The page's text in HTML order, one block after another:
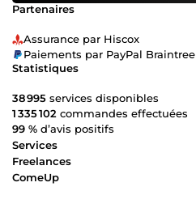
Partenaires
Assurance par Hiscox
Paiements par PayPal Braintree
Statistiques
38 995 services disponibles
1 335 102 commandes effectuées
99 % d’avis positifs
Services
Freelances
ComeUp